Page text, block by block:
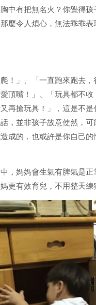
中有把無名火？你覺得
麼令人煩心，無法乖乖
爬！」、「一直跑來跑去
愛頂嘴！」、「玩具都不
再搶玩具！」，這是不是
，並非孩子故意使然，
成的，也或許是你自己
，媽媽會生氣有脾氣是
更有效育兒，不用整天練